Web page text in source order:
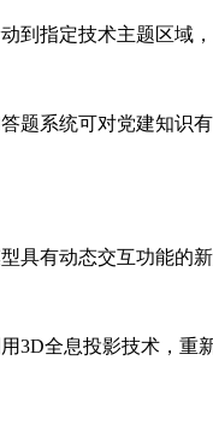
到指定技术主题区域
题系统可对党建知识
具有动态交互功能的
3D全息投影技术，